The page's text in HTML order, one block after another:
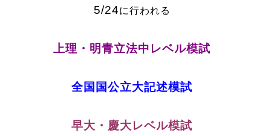
5/24に行われる
上理・明青立法中レベル模試
全国国公立大記述模試
早大・慶大レベル模試